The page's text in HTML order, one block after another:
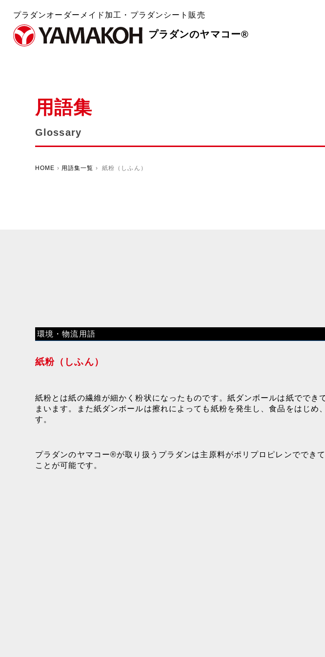
プラダンオーダーメイド加工・プラダンシート販売
プラダンのヤマコー®
用語集
Glossary
HOME › 用語集一覧 › 紙粉（しふん）
環境・物流用語
紙粉（しふん）
紙粉とは紙の繊維が細かく粉状になったものです。紙ダンボールは紙でで
まいます。また紙ダンボールは擦れによっても紙粉を発生し、食品をはじ
す。
プラダンのヤマコー®が取り扱うプラダンは主原料がポリプロピレンででき
ことが可能です。